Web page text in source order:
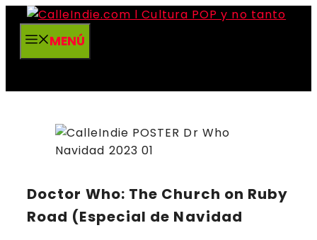
Saltar
contenidoMENÚ
Doctor Who: The Church on Ruby
Road (Especial de Navidad